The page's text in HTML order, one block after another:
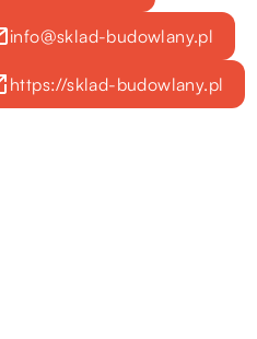
info@sklad-budowlany.pl
https://sklad-budowlany.pl